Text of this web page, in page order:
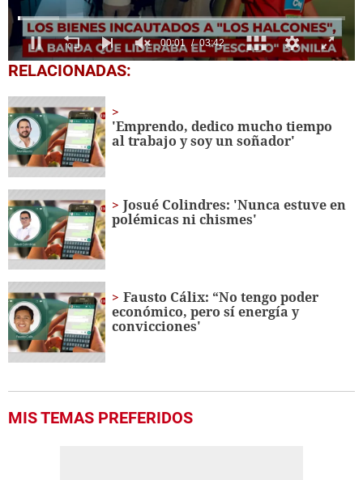
0
seconds
3
minutes,
42
seconds
RELACIONADAS:
'Emprendo, dedico mucho tiempo
al trabajo y soy un soñador'
Josué Colindres: 'Nunca estuve en
polémicas ni chismes'
Fausto Cálix: “No tengo poder
económico, pero sí energía y
convicciones'
MIS TEMAS PREFERIDOS